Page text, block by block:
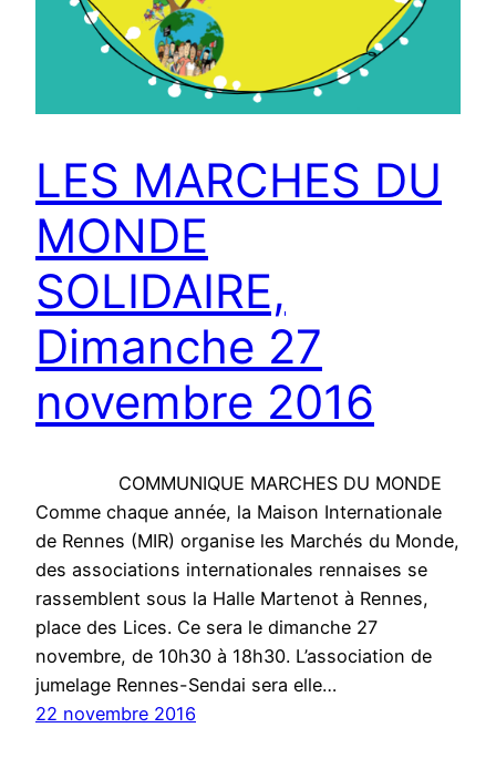
LES MARCHES DU
MONDE
SOLIDAIRE,
Dimanche 27
novembre 2016
COMMUNIQUE MARCHES DU MONDE
Comme chaque année, la Maison Internationale
de Rennes (MIR) organise les Marchés du Monde,
des associations internationales rennaises se
rassemblent sous la Halle Martenot à Rennes,
place des Lices. Ce sera le dimanche 27
novembre, de 10h30 à 18h30. L’association de
jumelage Rennes-Sendai sera elle…
22 novembre 2016